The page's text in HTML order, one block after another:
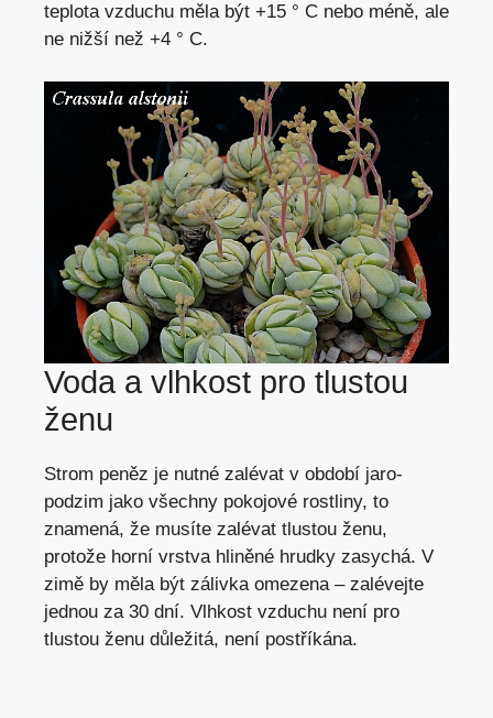
teplota vzduchu měla být +15 ° C nebo méně, ale
ne nižší než +4 ° C.
Voda a vlhkost pro tlustou
ženu
Strom peněz je nutné zalévat v období jaro-
podzim jako všechny pokojové rostliny, to
znamená, že musíte zalévat tlustou ženu,
protože horní vrstva hliněné hrudky zasychá. V
zimě by měla být zálivka omezena – zalévejte
jednou za 30 dní. Vlhkost vzduchu není pro
tlustou ženu důležitá, není postříkána.